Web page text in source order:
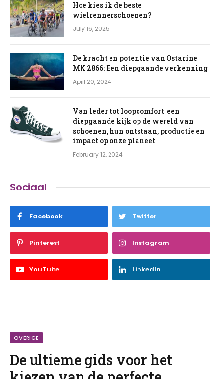
Hoe kies ik de beste
wielrennerschoenen?
July 16, 2025
De kracht en potentie van Ostarine
MK 2866: Een diepgaande verkenning
April 20, 2024
Van leder tot loopcomfort: een
diepgaande kijk op de wereld van
schoenen, hun ontstaan, productie en
impact op onze planeet
February 12, 2024
Sociaal
Facebook Twitter
Pinterest Instagram
YouTube LinkedIn
OVERIGE
De ultieme gids voor het